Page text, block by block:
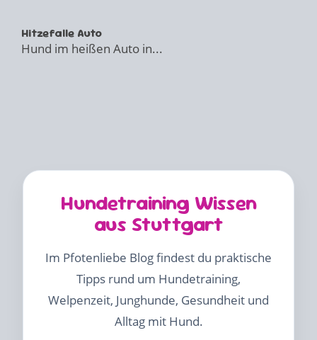
Hitzefalle Auto
Hund im heißen Auto in...
Hundetraining Wissen
aus Stuttgart
Im Pfotenliebe Blog findest du praktische
Tipps rund um Hundetraining,
Welpenzeit, Junghunde, Gesundheit und
Alltag mit Hund.